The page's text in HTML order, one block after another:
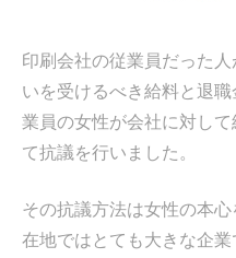
印刷会社の従業員だった
いを受けるべき給料と退
業員の女性が会社に対し
て抗議を行いました。
その抗議方法は女性の本
在地ではとても大きな企